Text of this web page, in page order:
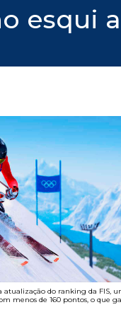
esqui
atualização do ranking da FIS,
menos de 160 pontos, o que